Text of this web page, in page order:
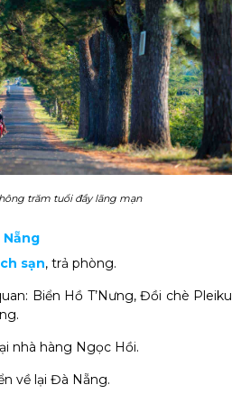
trăm tuổi đầy lãng mạn
Nẵng
sạn, trả phòng.
Biển Hồ T’Nưng, Đồi chè Pleiku
nhà hàng Ngọc Hồi.
về lại Đà Nẵng.